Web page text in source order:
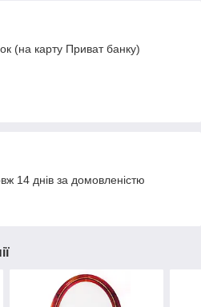
(на карту Приват банку)
14 днів за домовленістю